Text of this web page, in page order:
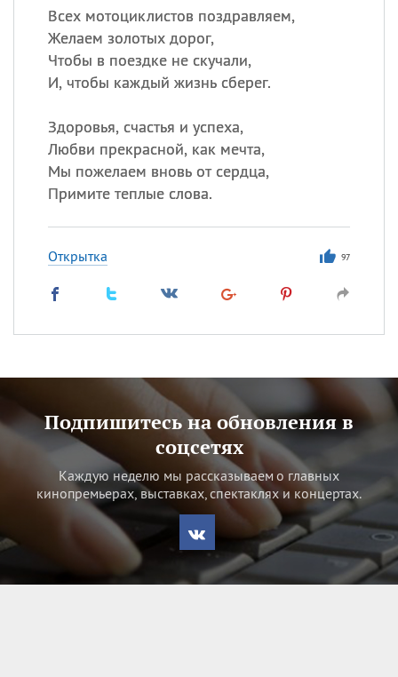
Всех мотоциклистов поздравляем,
Желаем золотых дорог,
Чтобы в поездке не скучали,
И, чтобы каждый жизнь сберег.
Здоровья, счастья и успеха,
Любви прекрасной, как мечта,
Мы пожелаем вновь от сердца,
Примите теплые слова.
Открытка 97
Подпишитесь на обновления в
соцсетях
Каждую неделю мы рассказываем о главных
кинопремьерах, выставках, спектаклях и концертах.